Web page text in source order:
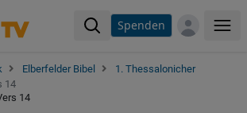
Spenden
Elberfelder Bibel
1. Thessalonicher
14
14